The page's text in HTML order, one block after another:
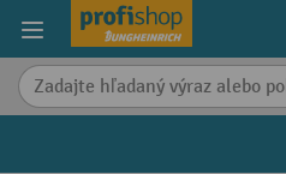
content